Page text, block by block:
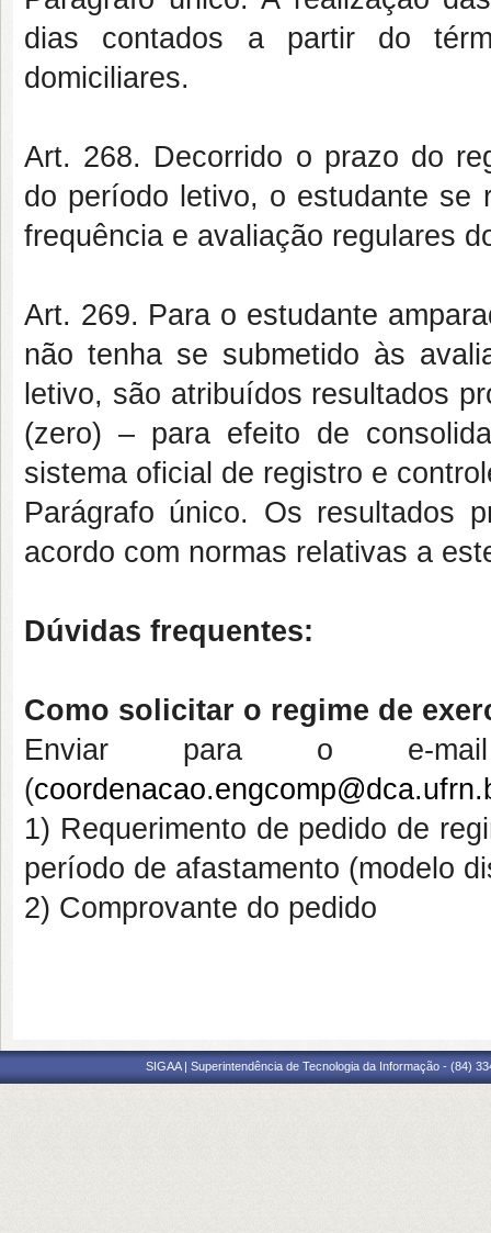
dias contados a partir do
domiciliares.
Art. 268. Decorrido o prazo do
do período letivo, o estudante se
frequência e avaliação regulares
Art. 269. Para o estudante
não tenha se submetido às
letivo, são atribuídos resultados
(zero) – para efeito de
sistema oficial de registro e
Parágrafo único. Os resultados
acordo com normas relativas a
Dúvidas frequentes:
Como solicitar o regime de
Enviar para o e-
(
1) Requerimento de pedido de
período de afastamento (modelo
2) Comprovante do pedido
SIGAA | Superintendência de Tecnologia da Informação - (84)